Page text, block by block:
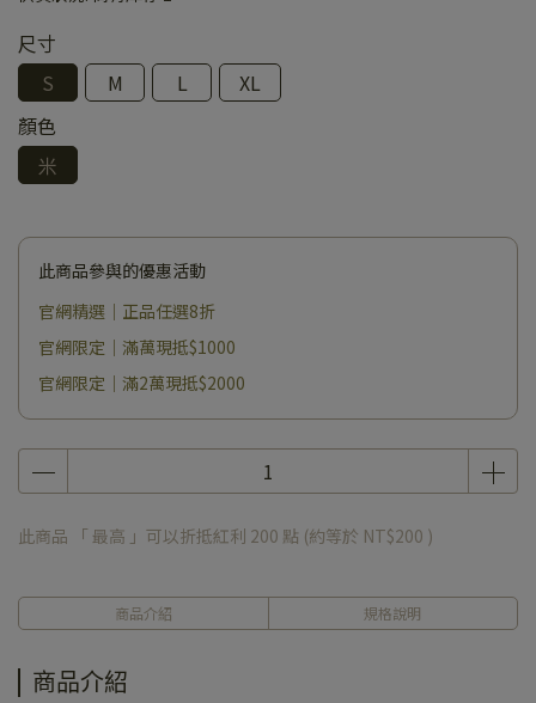
尺寸
S
M L
XL
顏色
米
此商品參與的優惠活動
官網精選｜正品任選8折
官網限定｜滿萬現抵$1000
官網限定｜滿2萬現抵$2000
此商品 「 最高 」可以折抵紅利 200 點 (約等於 NT$200 )
商品介紹 規格說明
商品介紹